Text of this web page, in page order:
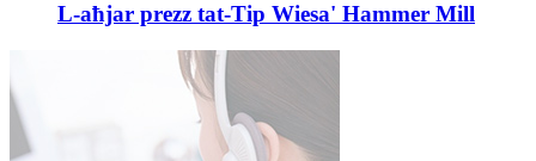
L-aħjar prezz tat-Tip Wiesa' Hammer Mill